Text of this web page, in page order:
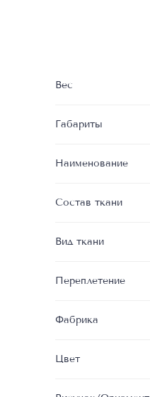
Вес
Габариты
Наименование
Состав ткани
Вид ткани
Переплетение
Фабрика
Цвет